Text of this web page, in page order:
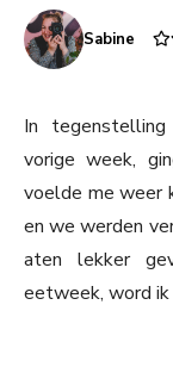
Sabine
In
vorige week,
voelde me weer
en we werden
aten lekker
eetweek, word